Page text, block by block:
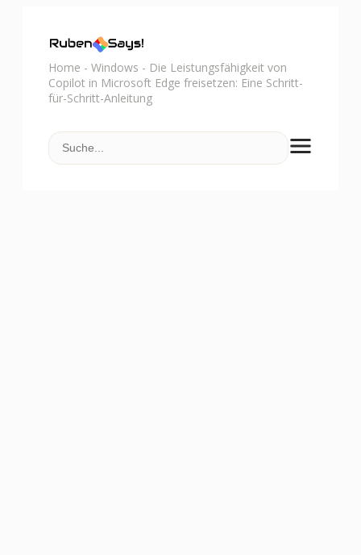
Home - Windows - Die Leistungsfähigkeit von
Copilot in Microsoft Edge freisetzen: Eine Schritt-
für-Schritt-Anleitung